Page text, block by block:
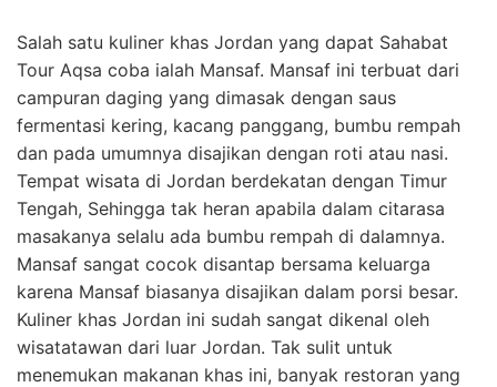
Salah satu kuliner khas Jordan yang dapat Sahabat
Tour Aqsa coba ialah Mansaf. Mansaf ini terbuat dari
campuran daging yang dimasak dengan saus
fermentasi kering, kacang panggang, bumbu rempah
dan pada umumnya disajikan dengan roti atau nasi.
Tempat wisata di Jordan berdekatan dengan Timur
Tengah, Sehingga tak heran apabila dalam citarasa
masakanya selalu ada bumbu rempah di dalamnya.
Mansaf sangat cocok disantap bersama keluarga
karena Mansaf biasanya disajikan dalam porsi besar.
Kuliner khas Jordan ini sudah sangat dikenal oleh
wisatatawan dari luar Jordan. Tak sulit untuk
menemukan makanan khas ini, banyak restoran yang